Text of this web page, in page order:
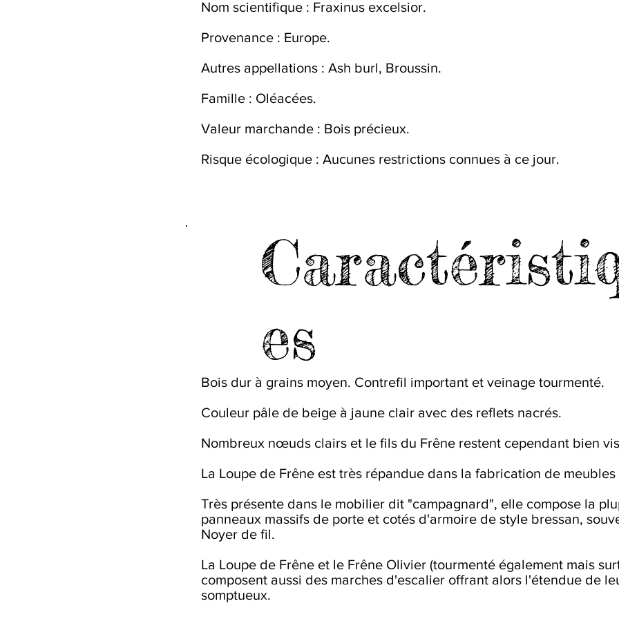
Nom scientifique : Fraxinus excelsior.
Provenance : Europe.
Autres appellations : Ash burl, Broussin.
Famille : Oléacées.
Valeur marchande : Bois précieux.
Risque écologique : Aucunes restrictions connues à ce jour.
Bois dur à grains moyen. Contrefil important et veinage tourmenté.
Couleur pâle de beige à jaune clair avec des reflets nacrés.
Nombreux nœuds clairs et le fils du Frêne restent cependant bien
La Loupe de Frêne est très répandue dans la fabrication de
Très présente dans le mobilier dit "campagnard", elle compose la
panneaux massifs de porte et cotés d'armoire de style bressan,
Noyer de fil.
La Loupe de Frêne et le Frêne Olivier (tourmenté également mais
composent aussi des marches d'escalier offrant alors l'étendue de
somptueux.
es